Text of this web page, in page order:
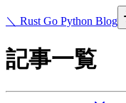
＼ Rust Go Python Blog
記事一覧